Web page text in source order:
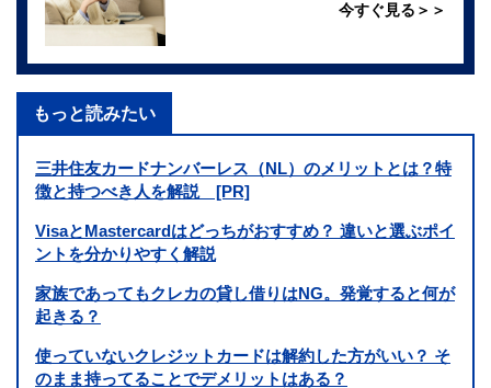
今すぐ見る＞＞
もっと読みたい
三井住友カードナンバーレス（NL）のメリットとは？特
徴と持つべき人を解説 [PR]
VisaとMastercardはどっちがおすすめ？ 違いと選ぶポイ
ントを分かりやすく解説
家族であってもクレカの貸し借りはNG。発覚すると何が
起きる？
使っていないクレジットカードは解約した方がいい？ そ
のまま持ってることでデメリットはある？